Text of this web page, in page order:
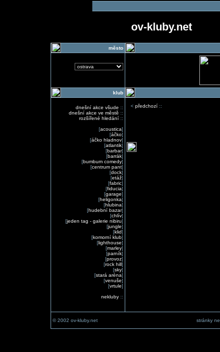
ov-kluby.net
město
klub
dnešní akce všude ::
dnešní akce ve městě ::
rozšířené hledání::
[acoustica]
[áčko]
[áčko hladnov]
[atlantik]
[barbar]
[barrák]
[bumbum comedy]
[centrum pant]
[dock]
[etáž]
[fabric]
[fiducia]
[garage]
[heligonka]
[hlubina]
[hudební bazar]
[chlív]
[jeden tag - galerie nibiru]
[jungle]
[klid]
[komorní klub]
[lighthouse]
[marley]
[parník]
[provoz]
[rock hill]
[sky]
[stará aréna]
[venuše]
[vrtule]
nekluby::
< předchozí::
© 2002 ov-kluby.net stránky